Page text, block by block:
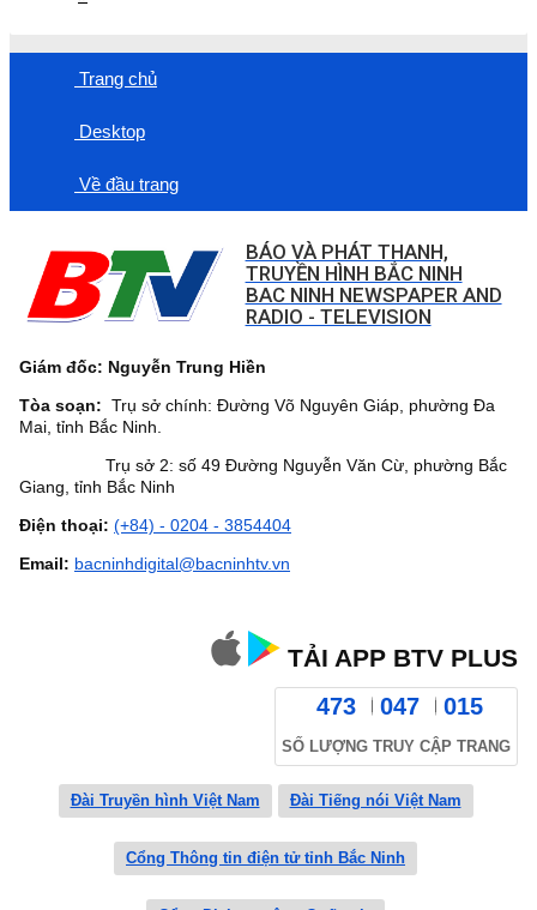
Trang chủ
Desktop
Về đầu trang
BÁO VÀ PHÁT THANH,
TRUYỀN HÌNH BẮC NINH
BAC NINH NEWSPAPER AND
RADIO - TELEVISION
Giám đốc: Nguyễn Trung Hiền
Tòa soạn: Trụ sở chính: Đường Võ Nguyên Giáp, phường Đa
Mai, tỉnh Bắc Ninh.
Trụ sở 2: số 49 Đường Nguyễn Văn Cừ, phường Bắc
Giang, tỉnh Bắc Ninh
Điện thoại: (+84) - 0204 - 3854404
Email: bacninhdigital@bacninhtv.vn
TẢI APP BTV PLUS
473 047 015
SỐ LƯỢNG TRUY CẬP TRANG
Đài Truyền hình Việt Nam Đài Tiếng nói Việt Nam
Cổng Thông tin điện tử tỉnh Bắc Ninh